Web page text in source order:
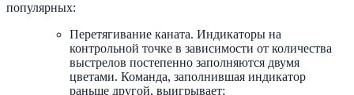
популярных:
Перетягивание каната. Индикаторы на
контрольной точке в зависимости от количества
выстрелов постепенно заполняются двумя
цветами. Команда, заполнившая индикатор
раньше другой, выигрывает;